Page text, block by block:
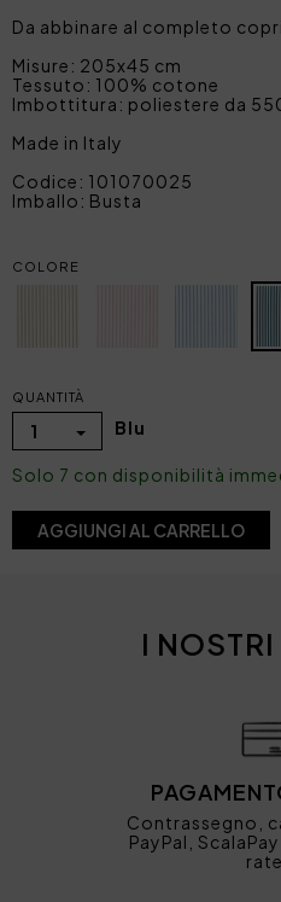
Da abbinare al completo
Misure: 205x45 cm
Tessuto: 100% cotone
Imbottitura: poliestere da
Made in Italy
Codice: 101070025
Imballo: Busta
COLORE
QUANTITÀ
1 Blu
Solo 7 con disponibilità
AGGIUNGI AL CARRELLO
I
Contrassegno,
PayPal,